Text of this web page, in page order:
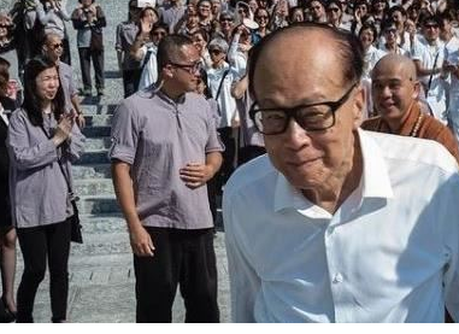
線上直播 18:00
「頂奢大道」逐漸成形 12:00
樂千萬頭獎超「爸」氣 12:00
」職涯論壇9/12登場！ 10:30
Formosa 7s掀足球熱潮 10:00
海追星吃美食！ 18:15